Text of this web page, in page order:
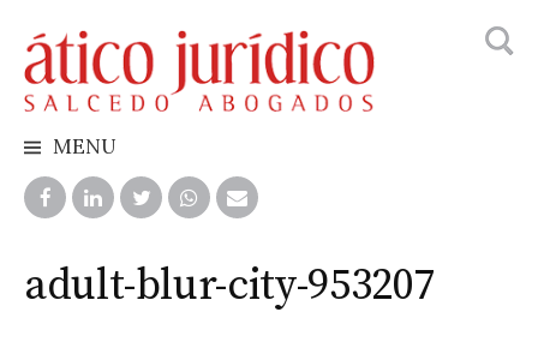
to
content
MENU
adult-blur-city-953207